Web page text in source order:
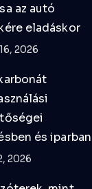
az autó
eladáskor
2026
és iparban
2026